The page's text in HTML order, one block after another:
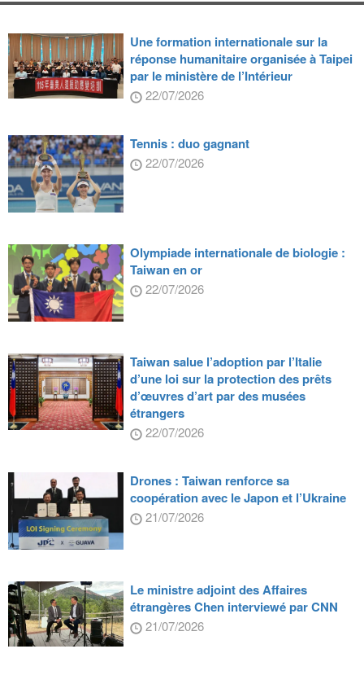
Une formation internationale sur la
réponse humanitaire organisée à Taipei
par le ministère de l’Intérieur
22/07/2026
Tennis : duo gagnant
22/07/2026
Olympiade internationale de biologie :
Taiwan en or
22/07/2026
Taiwan salue l’adoption par l’Italie
d’une loi sur la protection des prêts
d’œuvres d’art par des musées
étrangers
22/07/2026
Drones : Taiwan renforce sa
coopération avec le Japon et l’Ukraine
21/07/2026
Le ministre adjoint des Affaires
étrangères Chen interviewé par CNN
21/07/2026